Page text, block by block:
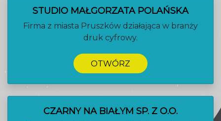
STUDIO MAŁGORZATA POLAŃSKA
Firma z miasta Pruszków działająca w branży
druk cyfrowy.
OTWÓRZ
CZARNY NA BIAŁYM SP. Z O.O.